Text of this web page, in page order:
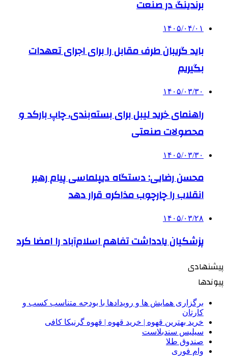
برندینگ در صنعت
۱۴۰۵/۰۴/۰۱
باید گریبان طرف مقابل را برای اجرای تعهدات
بگیریم
۱۴۰۵/۰۳/۳۰
راهنمای خرید لیبل برای بسته‌بندی، چاپ بارکد و
محصولات صنعتی
۱۴۰۵/۰۳/۳۰
محسن رضایی: دستگاه دیپلماسی پیام رهبر
انقلاب را چارچوب مذاکره قرار دهد
۱۴۰۵/۰۳/۲۸
پزشکیان یادداشت تفاهم اسلام‌آباد را امضا کرد
پیشنهادی
پیوندها
برگزاری همایش ها و رویدادها با بودجه متناسب کسب و
کارتان
خرید بهترین قهوه | خرید قهوه | قهوه گرنیکا کافی
سیلیس سندبلاست
صندوق طلا
وام فوری